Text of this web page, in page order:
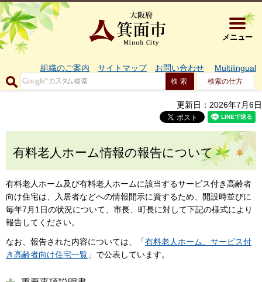
大阪府箕
メニュー
組織のご案内 サイトマップ お問い合わせ Multilingual
検索の仕方
更新日：2026年7月6日
有料老人ホーム情報の報告について
有料老人ホーム及び有料老人ホームに該当するサービス付き高齢者
向け住宅は、入居者などへの情報開示に資するため、開設時並びに
毎年7月1日の状況について、市長、町長に対して下記の様式により
報告してください。
なお、報告された内容については、「有料老人ホーム、サービス付
き高齢者向け住宅一覧 」で公表しています。